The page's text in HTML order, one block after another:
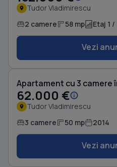
Tudor Vladimirescu
2 camere 58 mp Etaj 1 /
Vezi
Apartament cu 3 camere
62.000 €
Tudor Vladimirescu
3 camere 50 mp 2014
Vezi